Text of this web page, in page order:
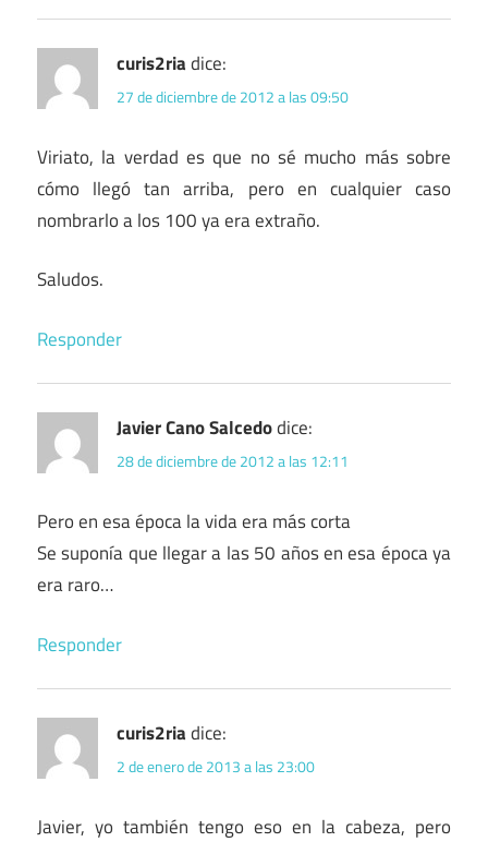
curis2riadice:
27 de diciembre de 2012 a las 09:50
Viriato, la verdad es que no sé mucho más sobre
cómo llegó tan arriba, pero en cualquier caso
nombrarlo a los 100 ya era extraño.
Saludos.
Responder
Javier Cano Salcedodice:
28 de diciembre de 2012 a las 12:11
Pero en esa época la vida era más corta
Se suponía que llegar a las 50 años en esa época ya
era raro…
Responder
curis2riadice:
2 de enero de 2013 a las 23:00
Javier, yo también tengo eso en la cabeza, pero